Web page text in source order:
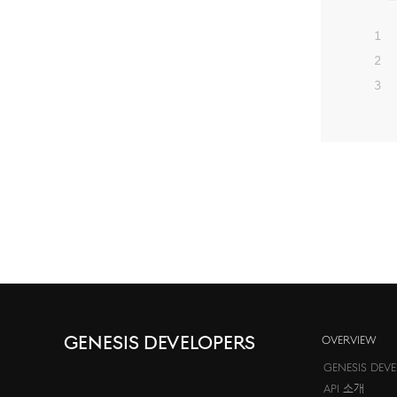
1
2
3
OVERVIEW
GENESIS
API 소개